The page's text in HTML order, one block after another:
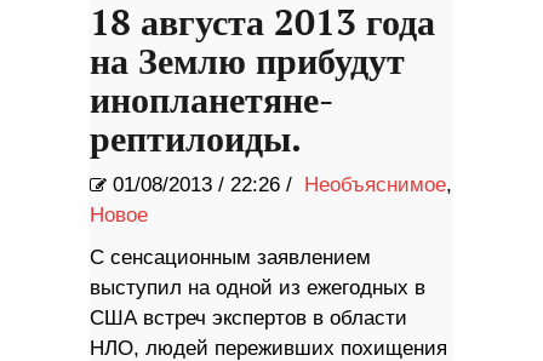
18 августа 2013 года
на Землю прибудут
инопланетяне-
рептилоиды.
01/08/2013 / 22:26 / Необъяснимое,
Новое
С сенсационным заявлением
выступил на одной из ежегодных в
США встреч экспертов в области
НЛО, людей переживших похищения